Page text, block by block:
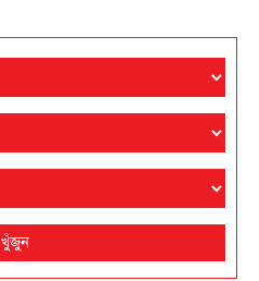
খুঁজুন